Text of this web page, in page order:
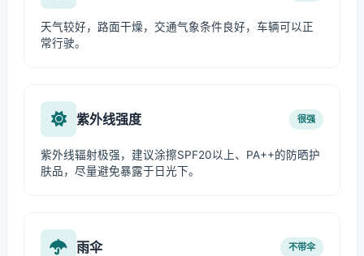
天气较好，路面干燥，交通气象条件良好，车辆可以正
常行驶。
紫外线强度 很强
紫外线辐射极强，建议涂擦SPF20以上、PA++的防晒护
肤品，尽量避免暴露于日光下。
雨伞 不带伞